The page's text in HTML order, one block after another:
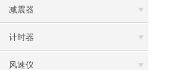
减震器
计时器
风速仪